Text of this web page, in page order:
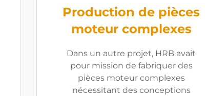
Production de pièces
moteur complexes
Dans un autre projet, HRB avait
pour mission de fabriquer des
pièces moteur complexes
nécessitant des conceptions